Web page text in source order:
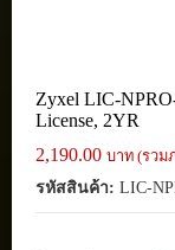
Zyxel LIC-
License, 2YR
2,190.00 บาท (รวม
รหัสสินค้า: LIC-